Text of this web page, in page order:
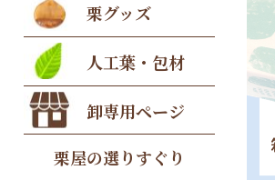
栗グッズ
人工葉・包材
卸専用ページ
栗屋の選りすぐり